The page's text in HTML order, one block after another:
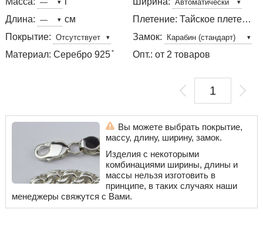
Длина:
см
Плетение: Тайское плетение
Покрытие:
Замок:
Материал: Серебро 925 ̊
Опт.: от 2 товаров
Вы можете выбрать покрытие,
массу, длину, ширину, замок.
Изделия с некоторыми
комбинациями ширины, длины и
массы нельзя изготовить в
принципе, в таких случаях наши
менеджеры свяжутся с Вами.